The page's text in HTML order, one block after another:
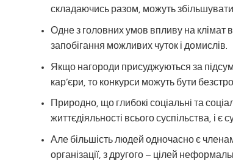
складаючись разом, можуть
Одне з головних умов впливу на клімат в
запобігання можливих чуток і домислів.
Якщо нагороди присуджуються за
кар’єри, то конкурси можуть бути
Природно, що глибокі соціальні та
життєдіяльності всього суспільства, і
Але більшість людей одночасно є
організації, з другого – цілей